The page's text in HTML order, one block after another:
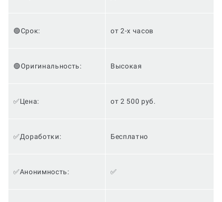
🟢Срок: от 2-х часов
🟢Оригинальность: Высокая
✅Цена: от 2 500 руб.
✅Доработки: Бесплатно
✅Анонимность: ✅